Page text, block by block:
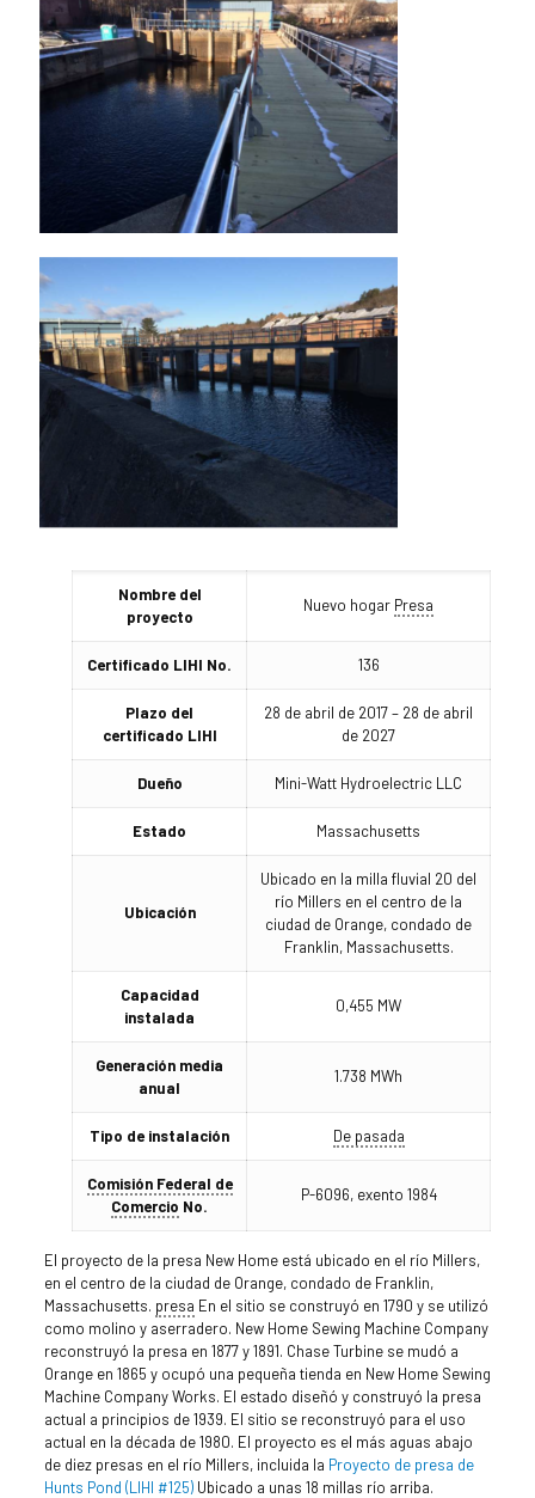
Nombre del
proyecto
Nuevo hogar Presa
Certificado LIHI No. 136
Plazo del
certificado LIHI
28 de abril de 2017 – 28 de abril
de 2027
Dueño Mini-Watt Hydroelectric LLC
Estado Massachusetts
Ubicación
Ubicado en la milla fluvial 20 del
río Millers en el centro de la
ciudad de Orange, condado de
Franklin, Massachusetts.
Capacidad
instalada
0,455 MW
Generación media
anual
1.738 MWh
Tipo de instalación De pasada
Comisión Federal de
Comercio No.
P-6096, exento 1984
El proyecto de la presa New Home está ubicado en el río Millers,
en el centro de la ciudad de Orange, condado de Franklin,
Massachusetts. presa En el sitio se construyó en 1790 y se utilizó
como molino y aserradero. New Home Sewing Machine Company
reconstruyó la presa en 1877 y 1891. Chase Turbine se mudó a
Orange en 1865 y ocupó una pequeña tienda en New Home Sewing
Machine Company Works. El estado diseñó y construyó la presa
actual a principios de 1939. El sitio se reconstruyó para el uso
actual en la década de 1980. El proyecto es el más aguas abajo
de diez presas en el río Millers, incluida la Proyecto de presa de
Hunts Pond (LIHI #125)Ubicado a unas 18 millas río arriba.